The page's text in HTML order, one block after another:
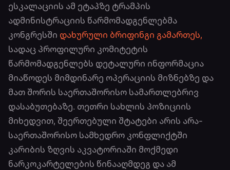
ესკალაციის ამ ეტაპზე ტრამპის
ადმინისტრაციის წარმომადგენლებმა
კონგრესში დახურული ბრიფინგი გამართეს,
სადაც პროფილური კომიტეტის
წარმომადგენლებს დეტალური ინფორმაცია
მიაწოდეს მიმდინარე ოპერაციის მიზნებზე და
მათ შორის საერთაშორისო სამართლებრივ
დასაბუთებაზე. თეთრი სახლის პოზიციის
მიხედვით, შეერთებული შტატები არის არა-
საერთაშორისო სამხედრო კონფლიქტში
კარიბის ზღვის აკვატორიაში მოქმედი
ნარკოკარტელების წინააღმდეგ და ამ